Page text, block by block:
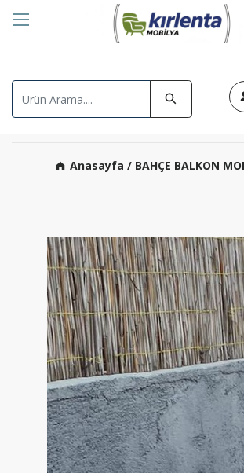
Anasayfa / BAHÇE BALKON